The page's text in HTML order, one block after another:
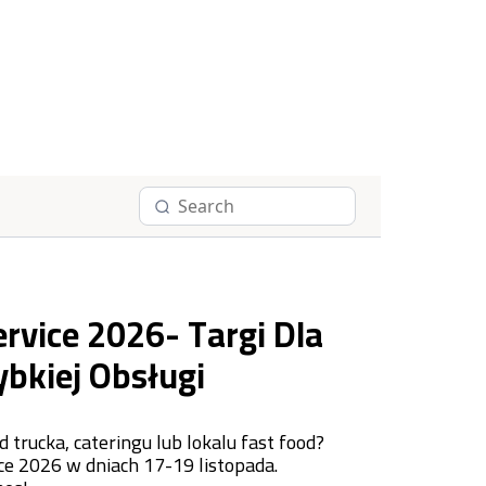
2026- Targi Dla
Obsługi
trucka, cateringu lub lokalu fast food?
2026 w dniach 17-19 listopada.